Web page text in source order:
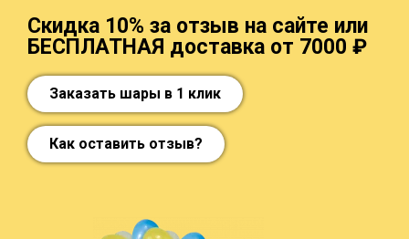
Скидка 10% за отзыв на сайте или
БЕСПЛАТНАЯ доставка от 7000 ₽
Заказать шары в 1 клик
Как оставить отзыв?